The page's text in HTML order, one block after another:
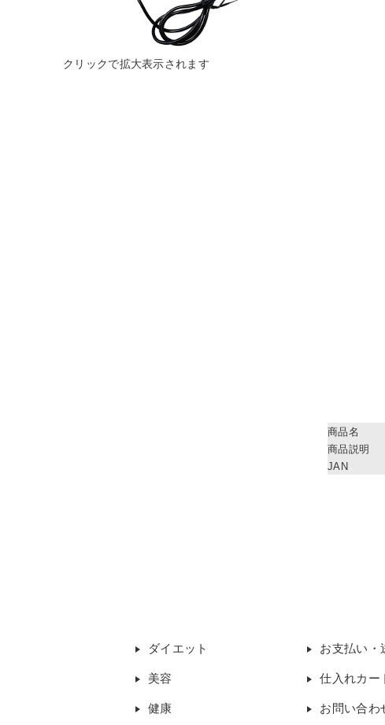
商品名
商品説明
JAN
ダイエット
美容
健康
お支払い・
仕入れカー
お問い合わ